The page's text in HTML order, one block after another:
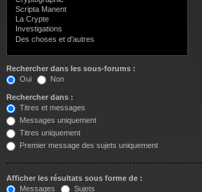
Rechercher dans les sous-forums :
Oui
Non
Rechercher dans :
Titres et messages
Messages uniquement
Titres uniquement
Premier message des sujets uniquement
Afficher les résultats sous forme de :
Messages
Sujets